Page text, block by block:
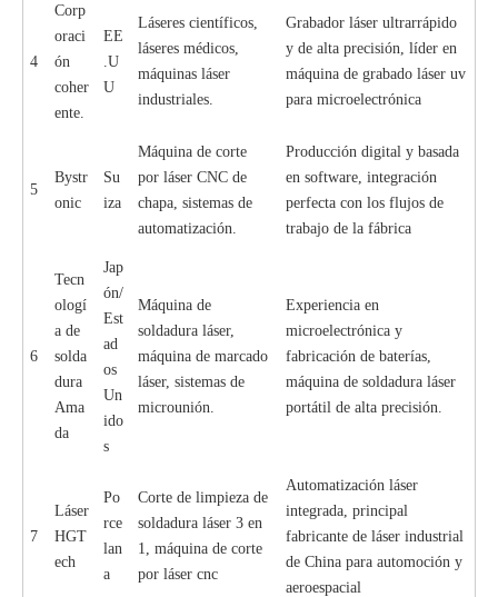
4
Corp
oraci
ón
coher
ente.
EE
.U
U
Láseres científicos,
láseres médicos,
máquinas láser
industriales.
Grabador láser ultrarrápido
y de alta precisión, líder en
máquina de grabado láser uv
para microelectrónica
5
Bystr
onic
Su
iza
Máquina de corte
por láser CNC de
chapa, sistemas de
automatización.
Producción digital y basada
en software, integración
perfecta con los flujos de
trabajo de la fábrica
6
Tecn
ologí
a de
solda
dura
Ama
da
Jap
ón/
Est
ad
os
Un
ido
s
Máquina de
soldadura láser,
máquina de marcado
láser, sistemas de
microunión.
Experiencia en
microelectrónica y
fabricación de baterías,
máquina de soldadura láser
portátil de alta precisión.
7
Láser
HGT
ech
Po
rce
lan
a
Corte de limpieza de
soldadura láser 3 en
1, máquina de corte
por láser cnc
Automatización láser
integrada, principal
fabricante de láser industrial
de China para automoción y
aeroespacial